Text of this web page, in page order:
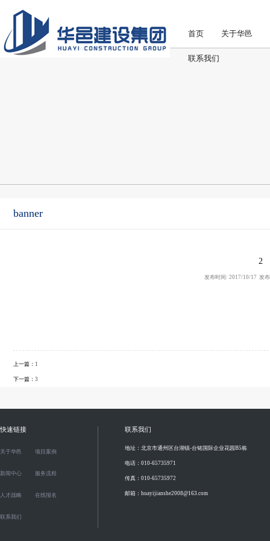
首页 关于华邑
联系我们
banner
2
发布时间: 2017/10/17 发
上一篇： 1
下一篇： 3
快速链接
关于华邑 项目案例
新闻中心 服务流程
人才战略 在线报名
联系我们
联系我们
地址：北京市通州区台湖镇-台铭国际企业花园B5栋
电话：010-65735971
传真：010-65735972
邮箱：huayijianshe2008@163.com